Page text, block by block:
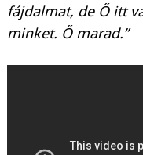
fájdalmat, de Ő itt
minket. Ő marad.”